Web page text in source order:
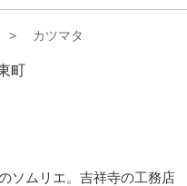
カツマタ
町
ソムリエ。吉祥寺の工務店